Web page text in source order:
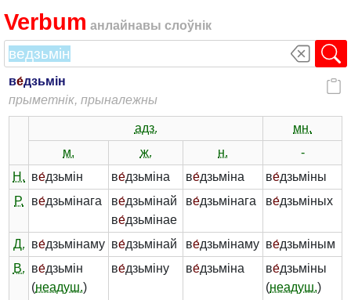
Verbum анлайнавы слоўнік
ве́дзьмін
прыметнік, прыналежны
адз.
мн.
м.
ж. н.
-
Н. ве́дзьмін ве́дзьміна ве́дзьміна ве́дзьміны
Р.
ве́дзьмінага ве́дзьмінай
ве́дзьмінае
ве́дзьмінага ве́дзьміных
Д. ве́дзьмінаму ве́дзьмінай ве́дзьмінаму ве́дзьміным
В. ве́дзьмін
(неадуш.)
ве́дзьміну ве́дзьміна ве́дзьміны
(неадуш.)